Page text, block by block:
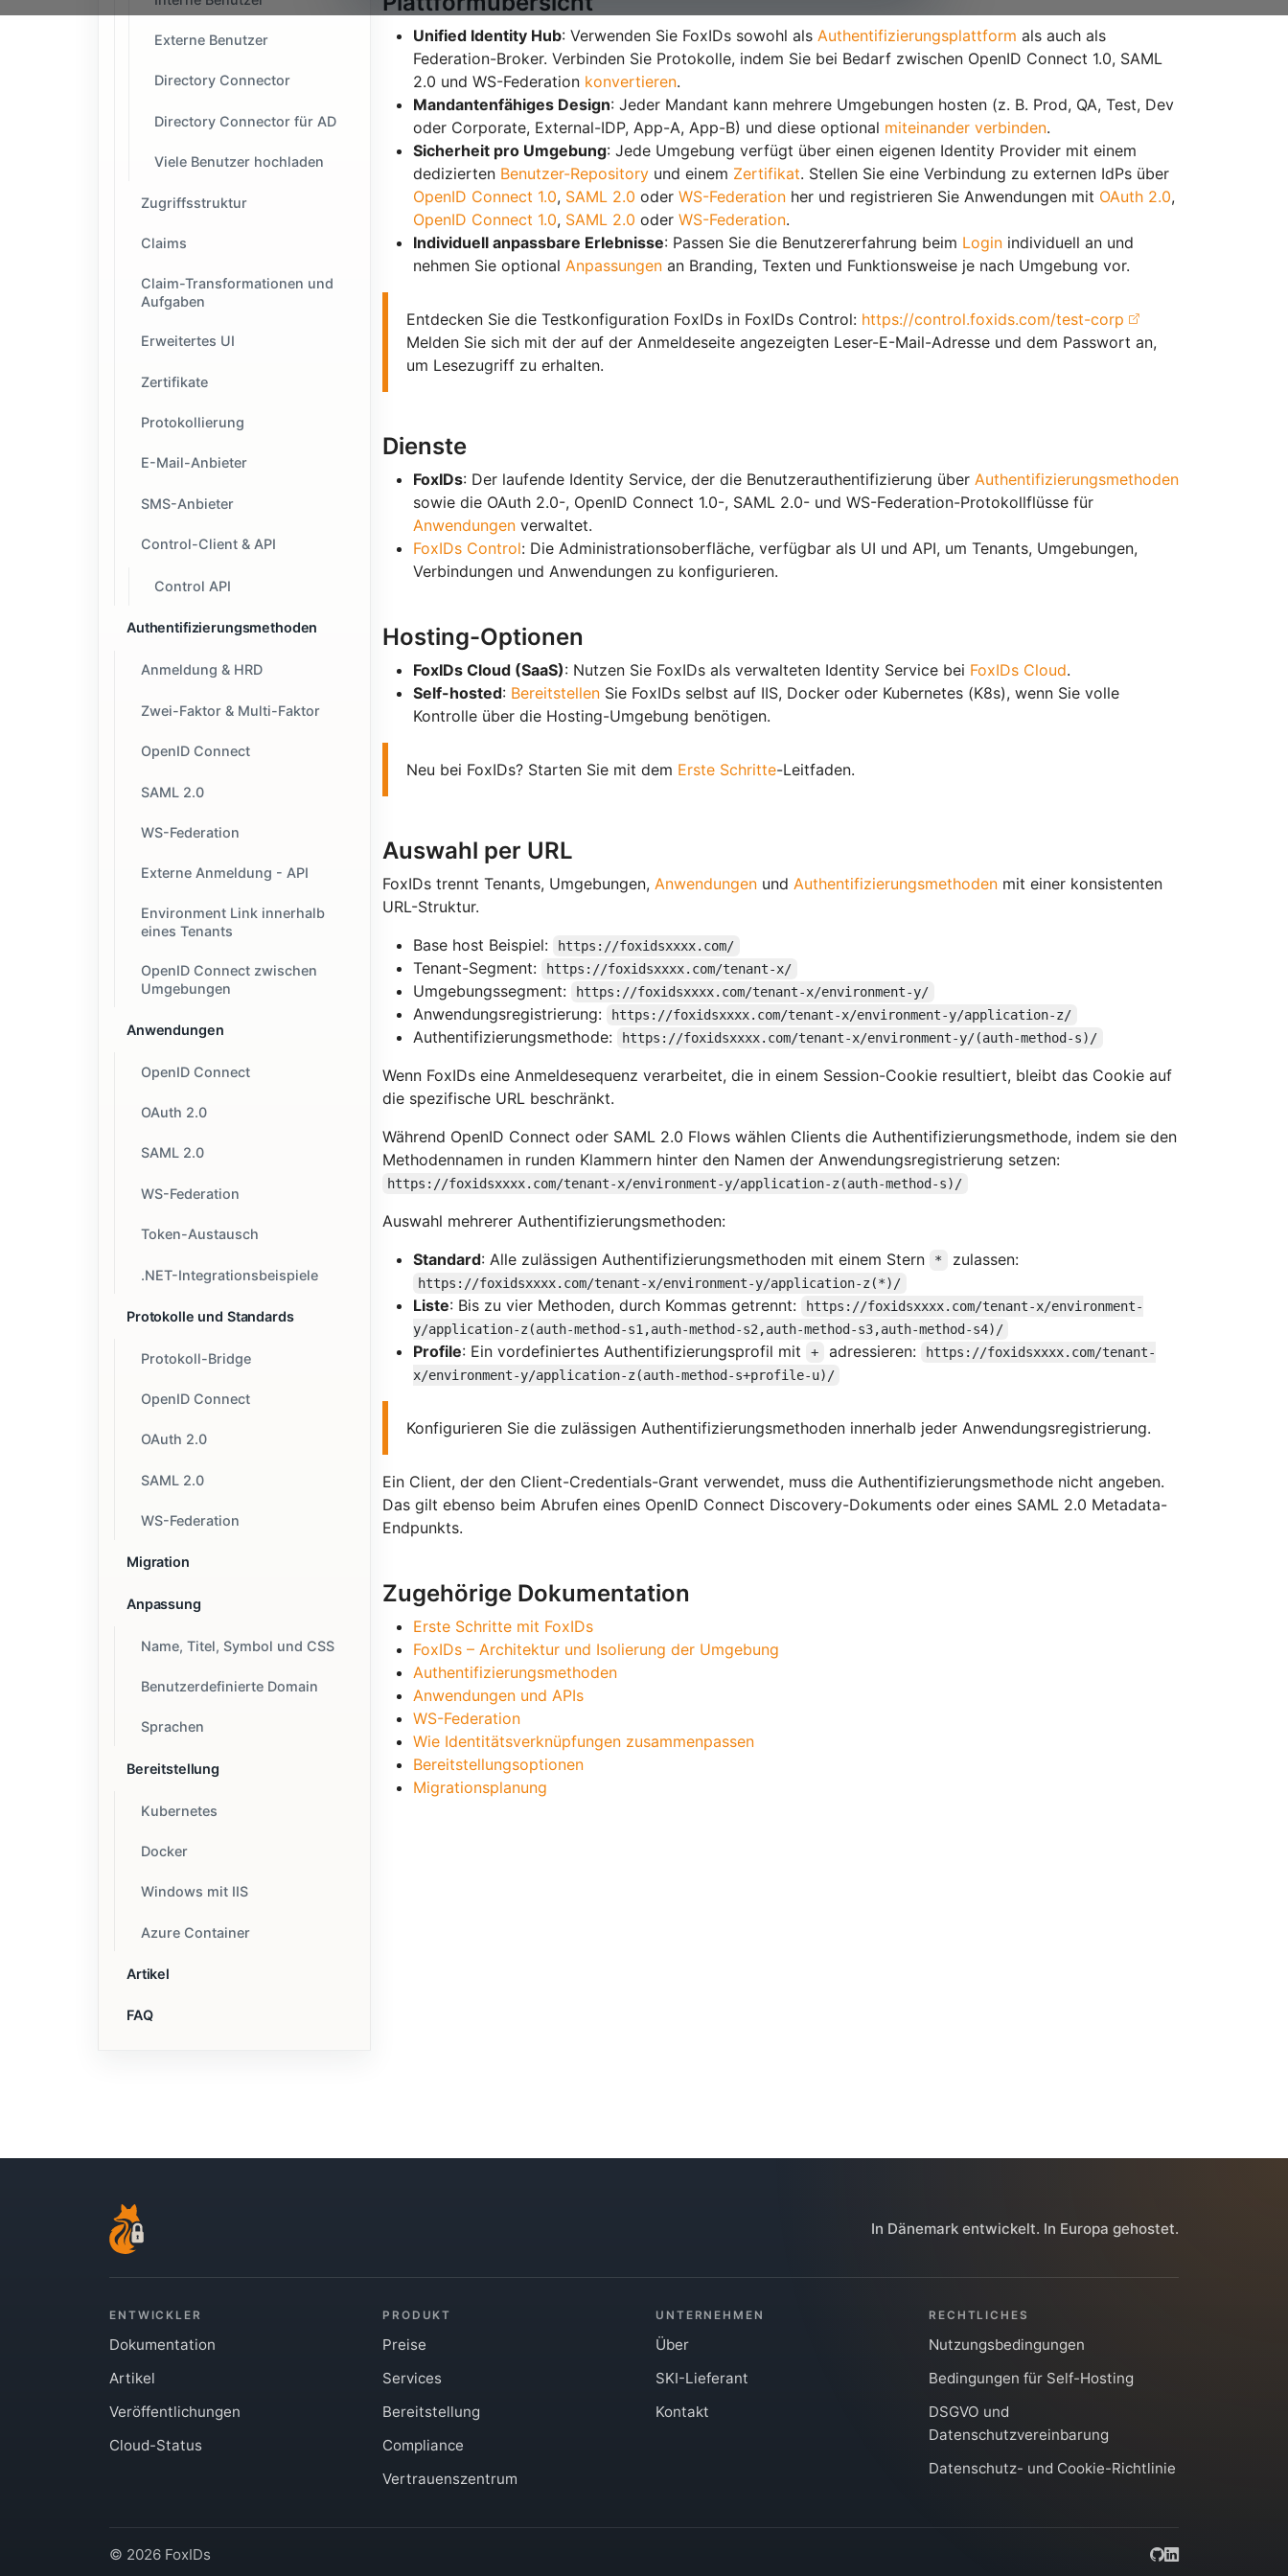
Externe Benutzer
Directory Connector
Directory Connector für AD
Viele Benutzer hochladen
Zugriffsstruktur
Claims
Claim-Transformationen und
Aufgaben
Erweitertes UI
Zertifikate
Protokollierung
E-Mail-Anbieter
SMS-Anbieter
Control-Client & API
Control API
Authentifizierungsmethoden
Anmeldung & HRD
Zwei-Faktor & Multi-Faktor
OpenID Connect
SAML 2.0
WS-Federation
Externe Anmeldung - API
Environment Link innerhalb
eines Tenants
OpenID Connect zwischen
Umgebungen
Anwendungen
OpenID Connect
OAuth 2.0
SAML 2.0
WS-Federation
Token-Austausch
.NET-Integrationsbeispiele
Protokolle und Standards
Protokoll-Bridge
OpenID Connect
OAuth 2.0
SAML 2.0
WS-Federation
Migration
Anpassung
Name, Titel, Symbol und CSS
Benutzerdefinierte Domain
Sprachen
Bereitstellung
Kubernetes
Docker
Windows mit IIS
Azure Container
Artikel
FAQ
Unified Identity Hub: Verwenden Sie FoxIDs sowohl als Authentifizierungsplattform als auch als
Federation-Broker. Verbinden Sie Protokolle, indem Sie bei Bedarf zwischen OpenID Connect 1.0, SAML
2.0 und WS-Federation konvertieren.
Mandantenfähiges Design: Jeder Mandant kann mehrere Umgebungen hosten (z. B. Prod, QA, Test, Dev
oder Corporate, External-IDP, App-A, App-B) und diese optional miteinander verbinden.
Sicherheit pro Umgebung: Jede Umgebung verfügt über einen eigenen Identity Provider mit einem
dedizierten Benutzer-Repository und einem Zertifikat. Stellen Sie eine Verbindung zu externen IdPs über
OpenID Connect 1.0, SAML 2.0 oder WS-Federation her und registrieren Sie Anwendungen mit OAuth 2.0,
OpenID Connect 1.0, SAML 2.0 oder WS-Federation.
Individuell anpassbare Erlebnisse: Passen Sie die Benutzererfahrung beim Login individuell an und
nehmen Sie optional Anpassungen an Branding, Texten und Funktionsweise je nach Umgebung vor.
Entdecken Sie die Testkonfiguration FoxIDs in FoxIDs Control: https://control.foxids.com/test-corp
Melden Sie sich mit der auf der Anmeldeseite angezeigten Leser-E-Mail-Adresse und dem Passwort an,
um Lesezugriff zu erhalten.
Dienste
FoxIDs: Der laufende Identity Service, der die Benutzerauthentifizierung über Authentifizierungsmethoden
sowie die OAuth 2.0-, OpenID Connect 1.0-, SAML 2.0- und WS-Federation-Protokollflüsse für
Anwendungen verwaltet.
FoxIDs Control: Die Administrationsoberfläche, verfügbar als UI und API, um Tenants, Umgebungen,
Verbindungen und Anwendungen zu konfigurieren.
Hosting-Optionen
FoxIDs Cloud (SaaS): Nutzen Sie FoxIDs als verwalteten Identity Service bei FoxIDs Cloud.
Self-hosted: Bereitstellen Sie FoxIDs selbst auf IIS, Docker oder Kubernetes (K8s), wenn Sie volle
Kontrolle über die Hosting-Umgebung benötigen.
Neu bei FoxIDs? Starten Sie mit dem Erste Schritte-Leitfaden.
Auswahl per URL
FoxIDs trennt Tenants, Umgebungen, Anwendungen und Authentifizierungsmethoden mit einer konsistenten
URL-Struktur.
Base host Beispiel:
https://foxidsxxxx.com/
Tenant-Segment: https://foxidsxxxx.com/tenant-x/
Umgebungssegment: https://foxidsxxxx.com/tenant-x/environment-y/
Anwendungsregistrierung: https://foxidsxxxx.com/tenant-x/environment-y/application-z/
Authentifizierungsmethode: https://foxidsxxxx.com/tenant-x/environment-y/(auth-method-s)/
Wenn FoxIDs eine Anmeldesequenz verarbeitet, die in einem Session-Cookie resultiert, bleibt das Cookie auf
die spezifische URL beschränkt.
Während OpenID Connect oder SAML 2.0 Flows wählen Clients die Authentifizierungsmethode, indem sie den
Methodennamen in runden Klammern hinter den Namen der Anwendungsregistrierung setzen:
https://foxidsxxxx.com/tenant-x/environment-y/application-z(auth-method-s)/
Auswahl mehrerer Authentifizierungsmethoden:
Standard: Alle zulässigen Authentifizierungsmethoden mit einem Stern * zulassen:
https://foxidsxxxx.com/tenant-x/environment-y/application-z(*)/
Liste: Bis zu vier Methoden, durch Kommas getrennt:
https://foxidsxxxx.com/tenant-x/environment-
y/application-z(auth-method-s1,auth-method-s2,auth-method-s3,auth-method-s4)/
Profile: Ein vordefiniertes Authentifizierungsprofil mit + adressieren:
https://foxidsxxxx.com/tenant-
x/environment-y/application-z(auth-method-s+profile-u)/
Konfigurieren Sie die zulässigen Authentifizierungsmethoden innerhalb jeder Anwendungsregistrierung.
Ein Client, der den Client-Credentials-Grant verwendet, muss die Authentifizierungsmethode nicht angeben.
Das gilt ebenso beim Abrufen eines OpenID Connect Discovery-Dokuments oder eines SAML 2.0 Metadata-
Endpunkts.
Zugehörige Dokumentation
Erste Schritte mit FoxIDs
FoxIDs – Architektur und Isolierung der Umgebung
Authentifizierungsmethoden
Anwendungen und APIs
WS-Federation
Wie Identitätsverknüpfungen zusammenpassen
Bereitstellungsoptionen
Migrationsplanung
In Dänemark entwickelt. In Europa gehostet.
ENTWICKLER
Dokumentation
Artikel
Veröffentlichungen
Cloud-Status
PRODUKT
Preise
Services
Bereitstellung
Compliance
Vertrauenszentrum
UNTERNEHMEN
Über
SKI-Lieferant
Kontakt
RECHTLICHES
Nutzungsbedingungen
Bedingungen für Self-Hosting
DSGVO und
Datenschutzvereinbarung
Datenschutz- und Cookie-Richtlinie
© 2026 FoxIDs
GitHub
LinkedIn